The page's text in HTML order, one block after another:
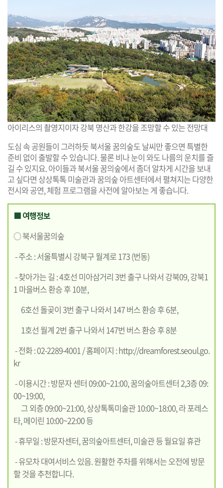
아이리스의 촬영지이자 강북 명산과 한강을 조망할 수 있는 전망대
도심 속 공원들이 그러하듯 북서울 꿈의숲도 날씨만 좋으면 특별한
준비 없이 출발할 수 있습니다. 물론 비나 눈이 와도 나름의 운치를 즐
길 수 있지요. 아이들과 북서울 꿈의숲에서 좀더 알차게 시간을 보내
고 싶다면 상상톡톡 미술관과 꿈의숲 아트센터에서 펼쳐지는 다양한
전시와 공연, 체험 프로그램을 사전에 알아보는 게 좋습니다.
■ 여행정보
○ 북서울꿈의숲
- 주소 : 서울특별시 강북구 월계로 173 (번동)
- 찾아가는 길 : 4호선 미아삼거리 3번 출구 나와서 강북09, 강북1
1 마을버스 환승 후 10분,
6호선 돌곶이 3번 출구 나와서 147 버스 환승 후 6분,
1호선 월계 2번 출구 나와서 147번 버스 환승 후 8분
- 전화 : 02-2289-4001 / 홈페이지 :http://dreamforest.seoul.go.
kr
- 이용시간 : 방문자 센터 09:00~21:00, 꿈의숲아트센터 2,3층 09:
00~19:00,
그 외층 09:00~21:00, 상상톡톡미술관 10:00~18:00, 라 포레스
타, 메이린 10:00~22:00 등
- 휴무일 : 방문자센터, 꿈의숲아트센터, 미술관 등 월요일 휴관
- 유모차 대여서비스 있음. 원활한 주차를 위해서는 오전에 방문
할 것을 추천합니다.